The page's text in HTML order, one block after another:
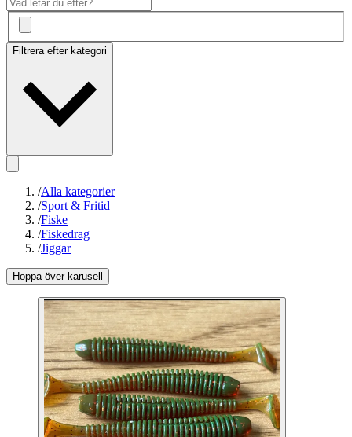
Filtrera efter kategori
/Alla kategorier
/Sport & Fritid
/Fiske
/Fiskedrag
/Jiggar
Hoppa över karusell